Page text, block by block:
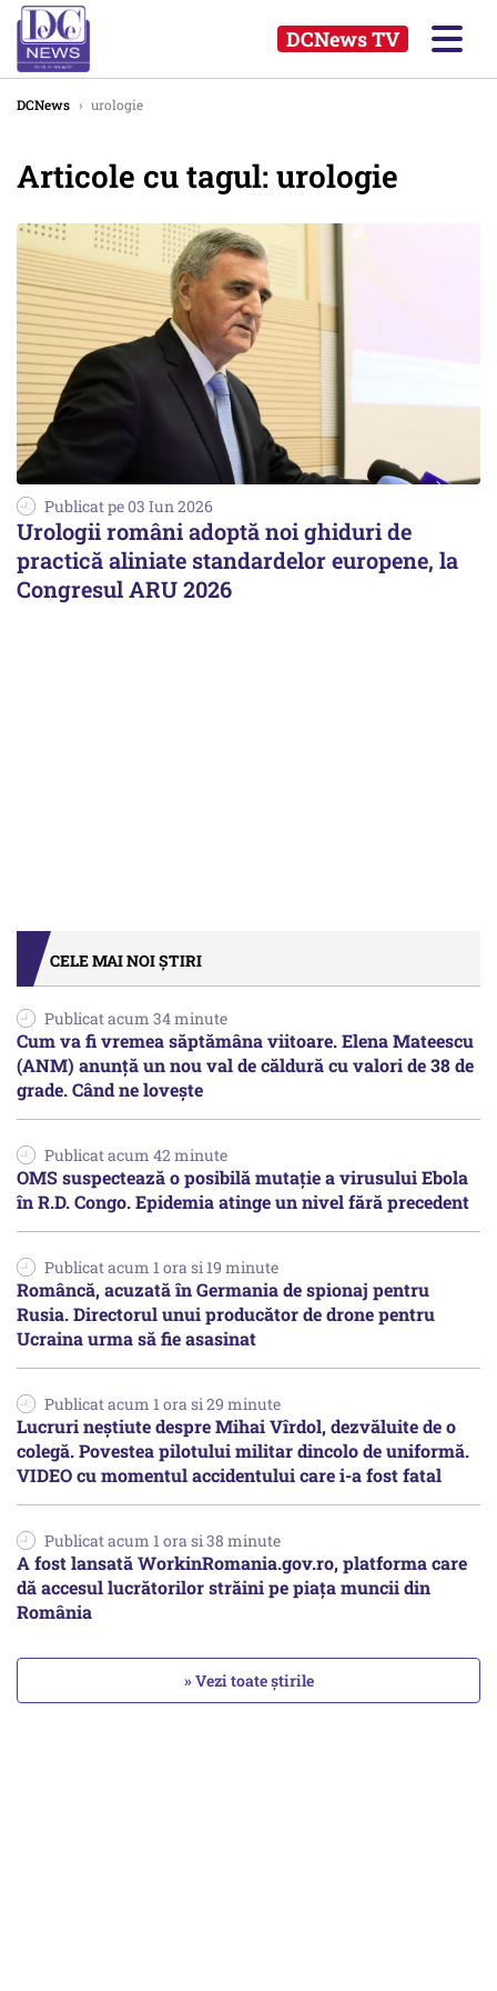
DCNews TV
DCNews › urologie
Articole cu tagul: urologie
Publicat pe 03 Iun 2026
Urologii români adoptă noi ghiduri de
practică aliniate standardelor europene, la
Congresul ARU 2026
CELE MAI NOI ȘTIRI
Publicat acum 34 minute
Cum va fi vremea săptămâna viitoare. Elena Mateescu
(ANM) anunță un nou val de căldură cu valori de 38 de
grade. Când ne lovește
Publicat acum 42 minute
OMS suspectează o posibilă mutație a virusului Ebola
în R.D. Congo. Epidemia atinge un nivel fără precedent
Publicat acum 1 ora si 19 minute
Româncă, acuzată în Germania de spionaj pentru
Rusia. Directorul unui producător de drone pentru
Ucraina urma să fie asasinat
Publicat acum 1 ora si 29 minute
Lucruri neștiute despre Mihai Vîrdol, dezvăluite de o
colegă. Povestea pilotului militar dincolo de uniformă.
VIDEO cu momentul accidentului care i-a fost fatal
Publicat acum 1 ora si 38 minute
A fost lansată WorkinRomania.gov.ro, platforma care
dă accesul lucrătorilor străini pe piața muncii din
România
» Vezi toate știrile